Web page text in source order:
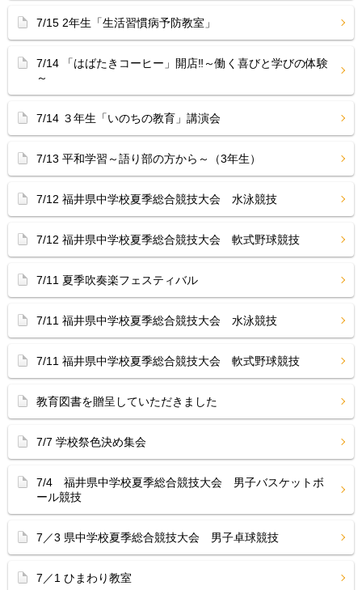
7/15 2年生「生活習慣病予防教室」
7/14 「はばたきコーヒー」開店‼︎～働く喜びと学びの体験
～
7/14 ３年生「いのちの教育」講演会
7/13 平和学習～語り部の方から～（3年生）
7/12 福井県中学校夏季総合競技大会 水泳競技
7/12 福井県中学校夏季総合競技大会 軟式野球競技
7/11 夏季吹奏楽フェスティバル
7/11 福井県中学校夏季総合競技大会 水泳競技
7/11 福井県中学校夏季総合競技大会 軟式野球競技
教育図書を贈呈していただきました
7/7 学校祭色決め集会
7/4 福井県中学校夏季総合競技大会 男子バスケットボ
ール競技
7／3 県中学校夏季総合競技大会 男子卓球競技
7／1 ひまわり教室